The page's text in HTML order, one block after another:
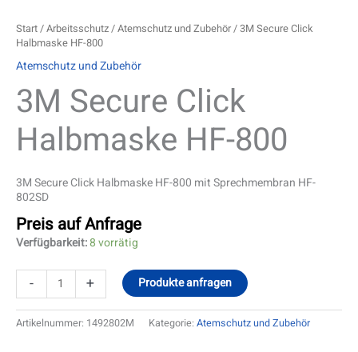
Start/Arbeitsschutz/Atemschutz und Zubehör/ 3M Secure Click
Halbmaske HF-800
Atemschutz und Zubehör
3M Secure Click
Halbmaske HF-800
3M Secure Click Halbmaske HF-800 mit Sprechmembran HF-
802SD
Preis auf Anfrage
Verfügbarkeit:8 vorrätig
- + Produkte anfragen
Artikelnummer: 1492802M Kategorie: Atemschutz und Zubehör